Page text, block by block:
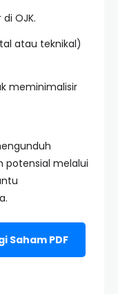
OJK.
atau teknikal)
meminimalisir
potensial melalui
Saham PDF